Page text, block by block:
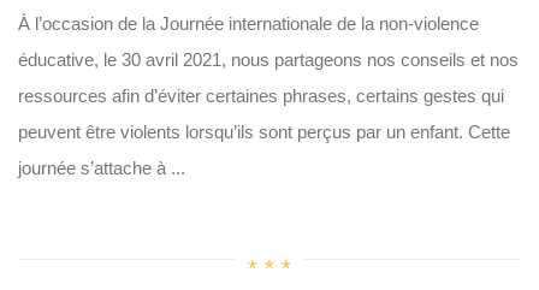
À l’occasion de la Journée internationale de la non-violence
éducative, le 30 avril 2021, nous partageons nos conseils et nos
ressources afin d’éviter certaines phrases, certains gestes qui
peuvent être violents lorsqu’ils sont perçus par un enfant. Cette
journée s’attache à ...